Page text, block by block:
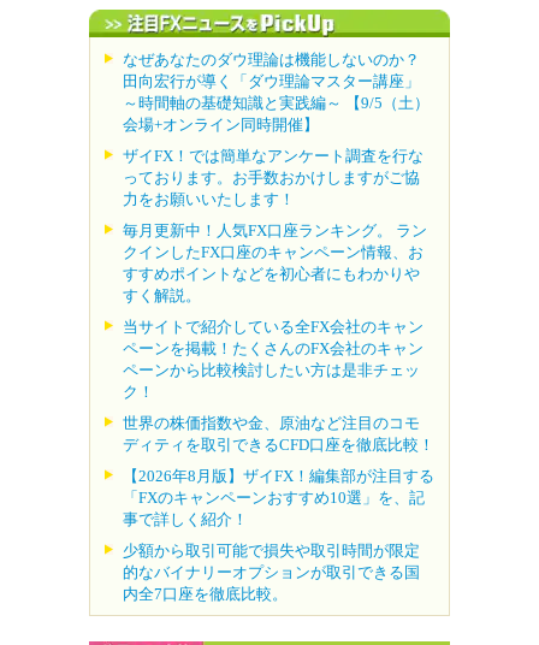
なぜあなたのダウ理論は機能しないのか？
田向宏行が導く「ダウ理論マスター講座」
～時間軸の基礎知識と実践編～ 【9/5（土）
会場+オンライン同時開催】
ザイFX！では簡単なアンケート調査を行な
っております。お手数おかけしますがご協
力をお願いいたします！
毎月更新中！人気FX口座ランキング。 ラン
クインしたFX口座のキャンペーン情報、お
すすめポイントなどを初心者にもわかりや
すく解説。
当サイトで紹介している全FX会社のキャン
ペーンを掲載！たくさんのFX会社のキャン
ペーンから比較検討したい方は是非チェッ
ク！
世界の株価指数や金、原油など注目のコモ
ディティを取引できるCFD口座を徹底比較！
【2026年8月版】ザイFX！編集部が注目する
「FXのキャンペーンおすすめ10選」を、記
事で詳しく紹介！
少額から取引可能で損失や取引時間が限定
的なバイナリーオプションが取引できる国
内全7口座を徹底比較。